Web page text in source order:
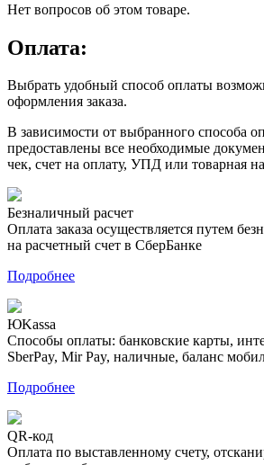
Нет вопросов об этом товаре.
Оплата:
Выбрать удобный способ оплаты
оформления заказа.
В зависимости от выбранного способа
предоставлены все необходимые
чек, счет на оплату, УПД или товарная
Безналичный расчет
Оплата заказа осуществляется путем
на расчетный счет в СберБанке
Подробнее
ЮKassa
Способы оплаты: банковские карты,
SberPay, Mir Pay, наличные, баланс
Подробнее
QR-код
Оплата по выставленному счету,